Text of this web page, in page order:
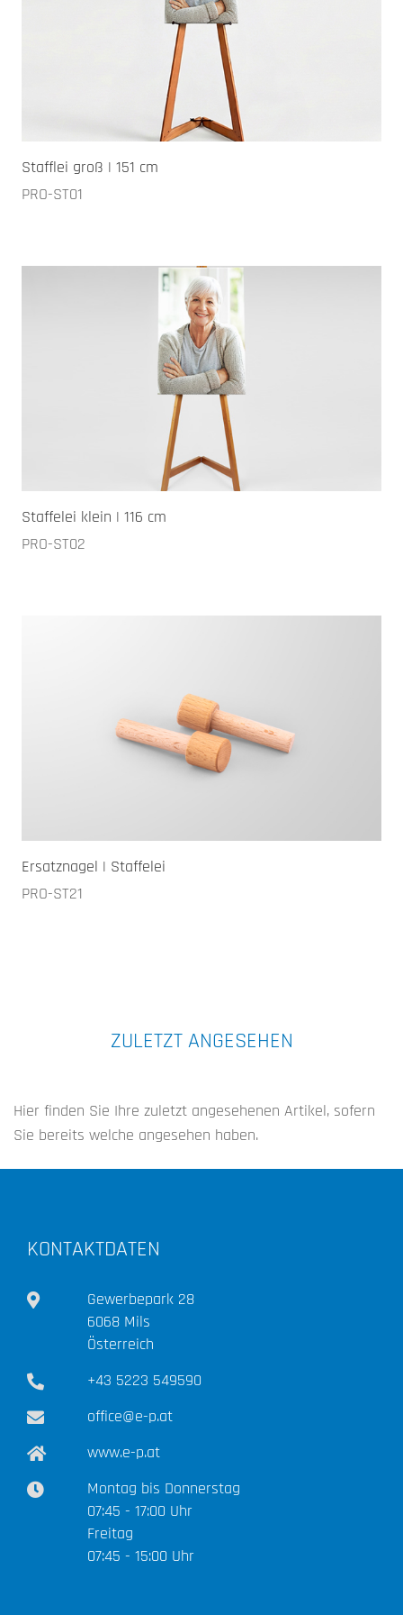
Stafflei groß | 151 cm
PRO-ST01
Staffelei klein | 116 cm
PRO-ST02
Ersatznagel | Staffelei
PRO-ST21
ZULETZT ANGESEHEN
Hier finden Sie Ihre zuletzt angesehenen Artikel, sofern
Sie bereits welche angesehen haben.
KONTAKTDATEN
Gewerbepark 28
6068 Mils
Österreich
+43 5223 549590
office@e-p.at
www.e-p.at
Montag bis Donnerstag
07:45 - 17:00 Uhr
Freitag
07:45 - 15:00 Uhr